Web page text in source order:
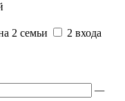
2 семьи
2 входа
—